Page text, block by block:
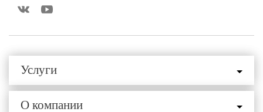
Услуги
О компании